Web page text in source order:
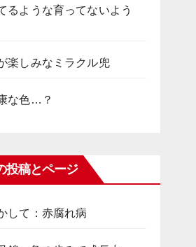
るような育ってないよう
楽しみなミラクル兜
な色…？
投稿とページ
して：赤腐れ病